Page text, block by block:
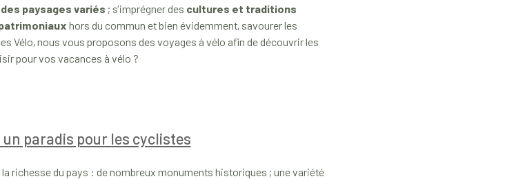
paysages variés ; s’imprégner des cultures et traditions
hors du commun et bien évidemment, savourer les
Vélo, nous vous proposons des voyages à vélo afin de découvrir les
pour vos vacances à vélo ?
un paradis pour les cyclistes
richesse du pays : de nombreux monuments historiques ; une variété